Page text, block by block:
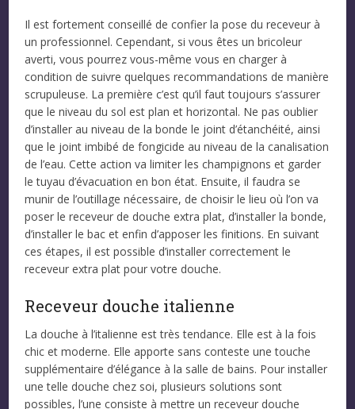
Il est fortement conseillé de confier la pose du receveur à
un professionnel. Cependant, si vous êtes un bricoleur
averti, vous pourrez vous-même vous en charger à
condition de suivre quelques recommandations de manière
scrupuleuse. La première c’est qu’il faut toujours s’assurer
que le niveau du sol est plan et horizontal. Ne pas oublier
d’installer au niveau de la bonde le joint d’étanchéité, ainsi
que le joint imbibé de fongicide au niveau de la canalisation
de l’eau. Cette action va limiter les champignons et garder
le tuyau d’évacuation en bon état. Ensuite, il faudra se
munir de l’outillage nécessaire, de choisir le lieu où l’on va
poser le receveur de douche extra plat, d’installer la bonde,
d’installer le bac et enfin d’apposer les finitions. En suivant
ces étapes, il est possible d’installer correctement le
receveur extra plat pour votre douche.
Receveur douche italienne
La douche à l’italienne est très tendance. Elle est à la fois
chic et moderne. Elle apporte sans conteste une touche
supplémentaire d’élégance à la salle de bains. Pour installer
une telle douche chez soi, plusieurs solutions sont
possibles, l’une consiste à mettre un receveur douche